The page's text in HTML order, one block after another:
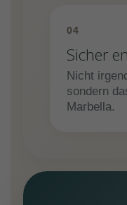
04
Sicher
Nicht
sondern
Marbella.